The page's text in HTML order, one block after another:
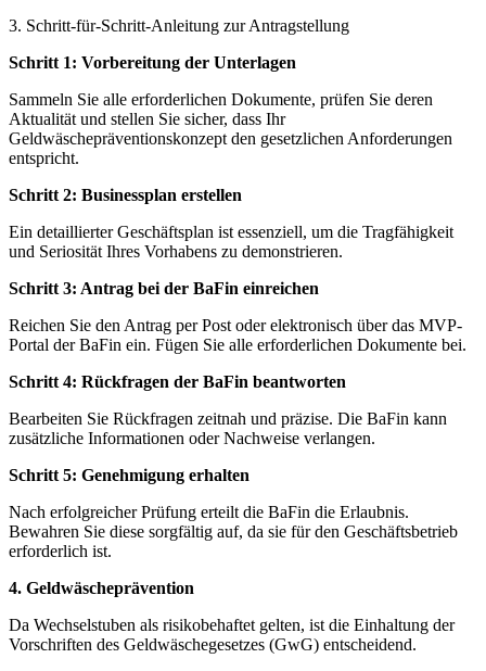
3. Schritt-für-Schritt-Anleitung zur Antragstellung
Schritt 1: Vorbereitung der Unterlagen
Sammeln Sie alle erforderlichen Dokumente, prüfen Sie deren
Aktualität und stellen Sie sicher, dass Ihr
Geldwäschepräventionskonzept den gesetzlichen Anforderungen
entspricht.
Schritt 2: Businessplan erstellen
Ein detaillierter Geschäftsplan ist essenziell, um die Tragfähigkeit
und Seriosität Ihres Vorhabens zu demonstrieren.
Schritt 3: Antrag bei der BaFin einreichen
Reichen Sie den Antrag per Post oder elektronisch über das MVP-
Portal der BaFin ein. Fügen Sie alle erforderlichen Dokumente bei.
Schritt 4: Rückfragen der BaFin beantworten
Bearbeiten Sie Rückfragen zeitnah und präzise. Die BaFin kann
zusätzliche Informationen oder Nachweise verlangen.
Schritt 5: Genehmigung erhalten
Nach erfolgreicher Prüfung erteilt die BaFin die Erlaubnis.
Bewahren Sie diese sorgfältig auf, da sie für den Geschäftsbetrieb
erforderlich ist.
4. Geldwäscheprävention
Da Wechselstuben als risikobehaftet gelten, ist die Einhaltung der
Vorschriften des Geldwäschegesetzes (GwG) entscheidend.